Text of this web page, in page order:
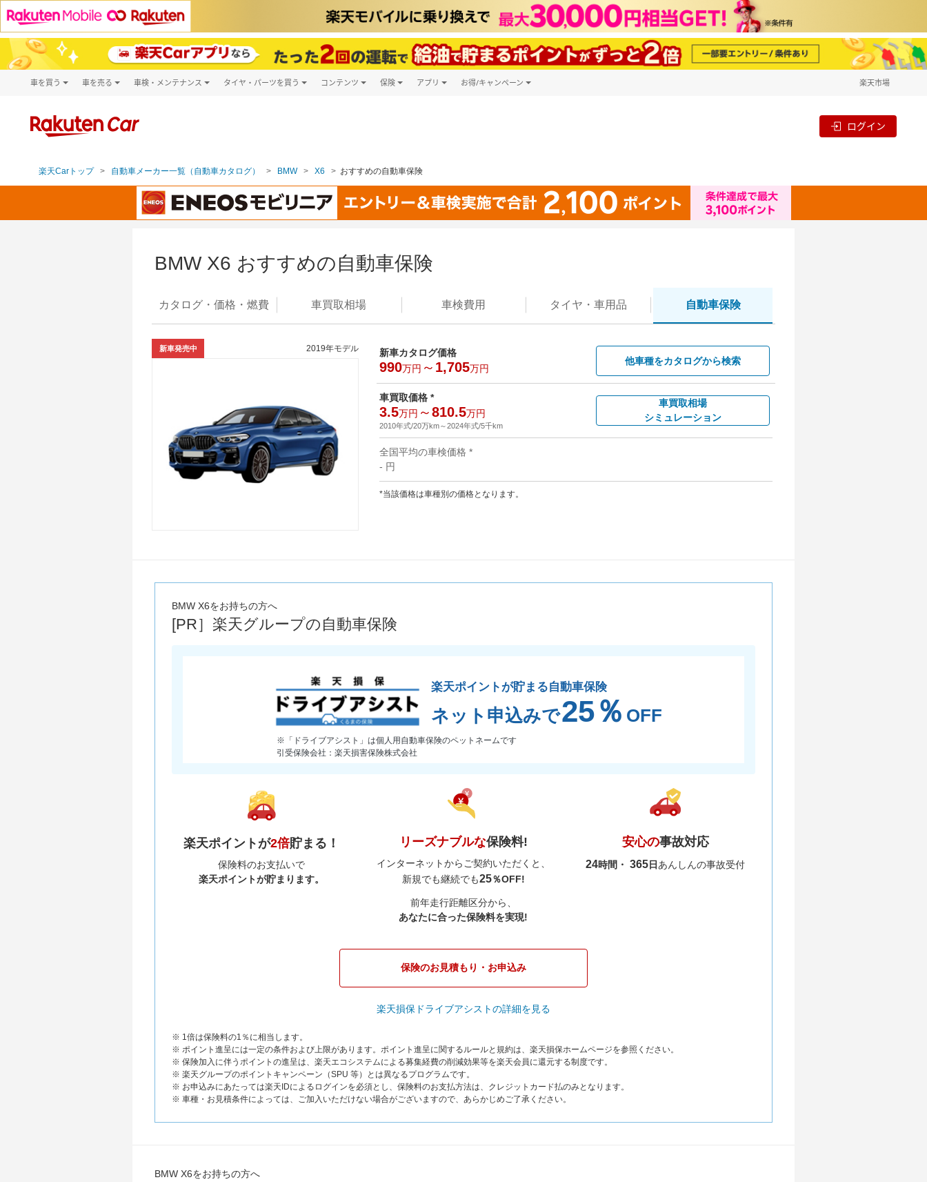
車を買う
新車
車を売る 車検・メンテナンス タイヤ・パーツを買う コンテンツ 保険 アプリ お得/キャンペーン 楽天市場
ログイン
楽天Carトップ 自動車メーカー一覧（自動車カタログ） BMW X6 おすすめの自動車保険
BMW X6 おすすめの自動車保険
カタログ・価格・燃費 車買取相場 車検費用 タイヤ・ 車用品 自動車保険
新車発売中 2019年モデル 新車カタログ価格
990万円 ～ 1,705万円
他車種をカタログから検索
車買取価格 *
3.5万円 ～810.5万円
2010年式/20万km～2024年式/5千km
車買取相場
シミュレーション
全国平均の車検価格 *
- 円
*当該価格は車種別の価格となります。
BMW X6をお持ちの方へ
[PR］楽天グループの自動車保険
楽天ポイントが貯まる自動車保険
ネット申込みで25％ OFF
※「ドライブアシスト」は個人用自動車保険のペットネームです
引受保険会社：楽天損害保険株式会社
楽天ポイントが2倍貯まる！
保険料のお支払いで
楽天ポイントが貯まります。
リーズナブルな保険料!
インターネットからご契約いただくと、
新規でも継続でも25％OFF!
前年走行距離区分から、
あなたに合った保険料を実現!
安心の事故対応
24時間・365日あんしんの事故受付
保険のお見積もり・お申込み
楽天損保ドライブアシストの詳細を見る
※ 1倍は保険料の1％に相当します。
※ ポイント進呈には一定の条件および上限があります。ポイント進呈に関するルールと規約は、楽天損保ホームページを参照ください。
※ 保険加入に伴うポイントの進呈は、楽天エコシステムによる募集経費の削減効果等を楽天会員に還元する制度です。
※ 楽天グループのポイントキャンペーン（SPU 等）とは異なるプログラムです。
※ お申込みにあたっては楽天IDによるログインを必須とし、保険料のお支払方法は、クレジットカード払のみとなります。
※ 車種・お見積条件によっては、ご加入いただけない場合がございますので、あらかじめご了承ください。
BMW X6をお持ちの方へ